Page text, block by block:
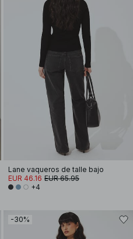
Lane vaqueros de talle bajo
EUR 46.16 EUR 65.95
+4
-30%